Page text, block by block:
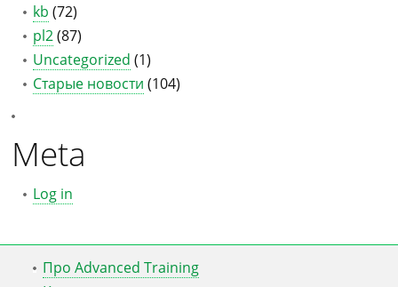
kb (72)
pl2(87)
Uncategorized (1)
Старые новости (104)
Meta
Log in
Про Advanced Training